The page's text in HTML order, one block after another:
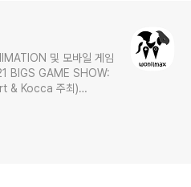
및 모바일 게임
BIGS GAME SHOW:
& Kocca 주최)